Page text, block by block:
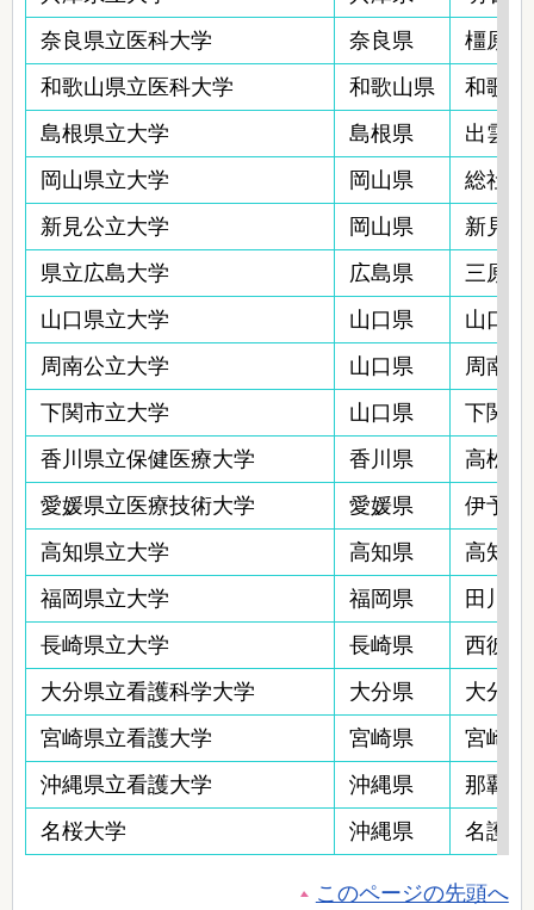
奈良県立医科大学
奈良県
橿原
和歌山県立医科大学
和歌山県
和歌
島根県立大学
島根県
出雲
岡山県立大学
岡山県
総社
新見公立大学
岡山県
新見
県立広島大学
広島県
三原
山口県立大学
山口県
山口
周南公立大学
山口県
周南
下関市立大学
山口県
下関
香川県立保健医療大学
香川県
高松
愛媛県立医療技術大学
愛媛県
伊予
高知県立大学
高知県
高知
福岡県立大学
福岡県
田川
長崎県立大学
長崎県
西彼
大分県立看護科学大学
大分県
大分
宮崎県立看護大学
宮崎県
宮崎
沖縄県立看護大学
沖縄県
那覇
名桜大学
沖縄県 名護
このページの先頭へ